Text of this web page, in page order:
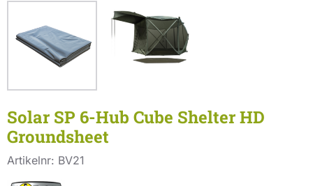
Solar SP 6-Hub Cube Shelter HD
Groundsheet
Artikelnr: BV21